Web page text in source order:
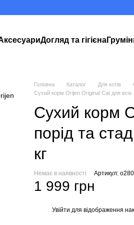
Догляд та гігієна
Головна Каталог Для котів
Сухий корм Orijen Original Cat для всіх
Сухий корм
порід та
кг
Немає в наявності Артикул:
1 999 грн
Увійти для відображення